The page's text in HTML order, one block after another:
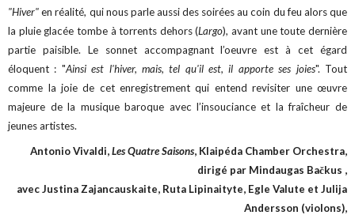
"Hiver"en réalité, qui nous parle aussi des soirées au coin du feu alors que
la pluie glacée tombe à torrents dehors (Largo), avant une toute dernière
partie paisible. Le sonnet accompagnant l’oeuvre est à cet égard
éloquent : "Ainsi est l'hiver, mais, tel qu'il est, il apporte ses joies". Tout
comme la joie de cet enregistrement qui entend revisiter une œuvre
majeure de la musique baroque avec l’insouciance et la fraîcheur de
jeunes artistes.
Antonio Vivaldi,Les Quatre Saisons, Klaipéda Chamber Orchestra,
dirigé par Mindaugas Bačkus ,
avec Justina Zajancauskaite, Ruta Lipinaityte, Egle Valute et Julija
Andersson (violons),